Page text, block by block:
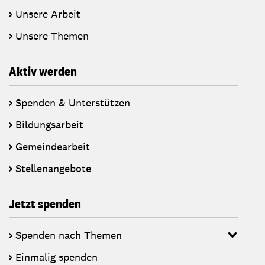
Unsere Arbeit
Unsere Themen
Aktiv werden
Spenden & Unterstützen
Bildungsarbeit
Gemeindearbeit
Stellenangebote
Jetzt spenden
Spenden nach Themen
Einmalig spenden